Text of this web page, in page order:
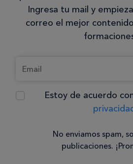
Ingresa tu mail y
correo el mejor
Estoy de acuerdo
Consentimiento
No enviamos spam,
publicaciones.